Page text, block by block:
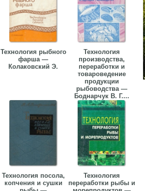
Технология рыбного
фарша —
Колаковский Э.
Технология
производства,
переработки и
товароведение
продукции
рыбоводства —
Боднарчук В. Г....
Технология посола,
копчения и сушки
Технология
переработки рыбы и